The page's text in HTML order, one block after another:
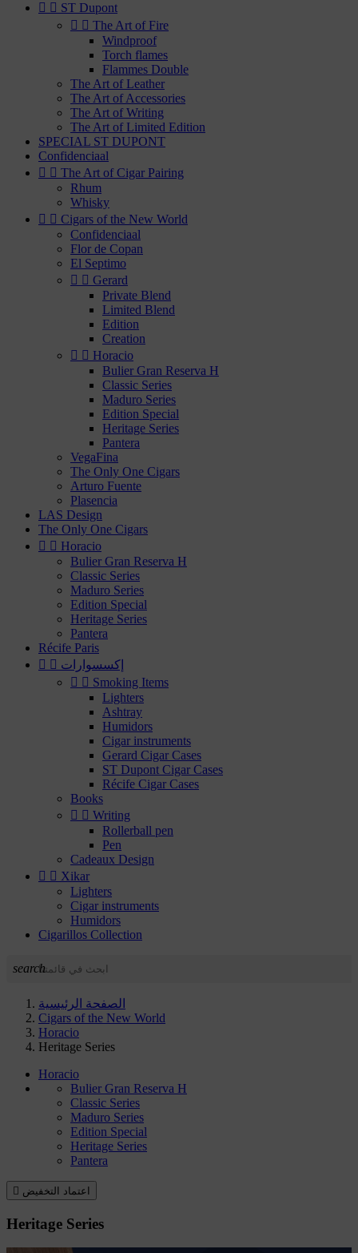
  ST Dupont
  The Art of Fire
Windproof
Torch flames
Flammes Double
The Art of Leather
The Art of Accessories
The Art of Writing
The Art of Limited Edition
SPECIAL ST DUPONT
Confidenciaal
  The Art of Cigar Pairing
Rhum
Whisky
  Cigars of the New World
Confidenciaal
Flor de Copan
El Septimo
  Gerard
Private Blend
Limited Blend
Edition
Creation
  Horacio
Bulier Gran Reserva H
Classic Series
Maduro Series
Edition Special
Heritage Series
Pantera
VegaFina
The Only One Cigars
Arturo Fuente
Plasencia
LAS Design
The Only One Cigars
  Horacio
Bulier Gran Reserva H
Classic Series
Maduro Series
Edition Special
Heritage Series
Pantera
Récife Paris
  إكسسوارات
  Smoking Items
Lighters
Ashtray
Humidors
Cigar instruments
Gerard Cigar Cases
ST Dupont Cigar Cases
Récife Cigar Cases
Books
  Writing
Rollerball pen
Pen
Cadeaux Design
  Xikar
Lighters
Cigar instruments
Humidors
Cigarillos Collection
search
الصفحة الرئيسية
Cigars of the New World
Horacio
Heritage Series
Horacio
Bulier Gran Reserva H
Classic Series
Maduro Series
Edition Special
Heritage Series
Pantera
 اعتماد التخفيض
Heritage Series